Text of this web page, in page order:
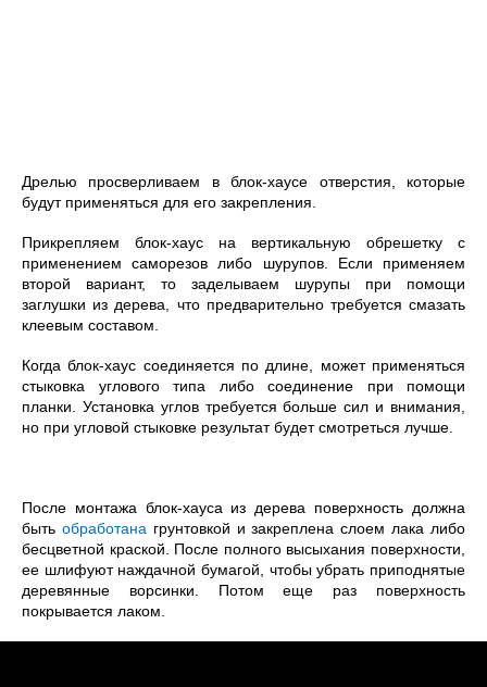
Дрелью просверливаем в блок-хаусе отверстия, которые
будут применяться для его закрепления.
Прикрепляем блок-хаус на вертикальную обрешетку с
применением саморезов либо шурупов. Если применяем
второй вариант, то заделываем шурупы при помощи
заглушки из дерева, что предварительно требуется смазать
клеевым составом.
Когда блок-хаус соединяется по длине, может применяться
стыковка углового типа либо соединение при помощи
планки. Установка углов требуется больше сил и внимания,
но при угловой стыковке результат будет смотреться лучше.
После монтажа блок-хауса из дерева поверхность должна
быть обработана грунтовкой и закреплена слоем лака либо
бесцветной краской. После полного высыхания поверхности,
ее шлифуют наждачной бумагой, чтобы убрать приподнятые
деревянные ворсинки. Потом еще раз поверхность
покрывается лаком.